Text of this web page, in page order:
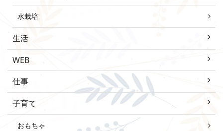
水栽培
生活
WEB
仕事
子育て
おもちゃ